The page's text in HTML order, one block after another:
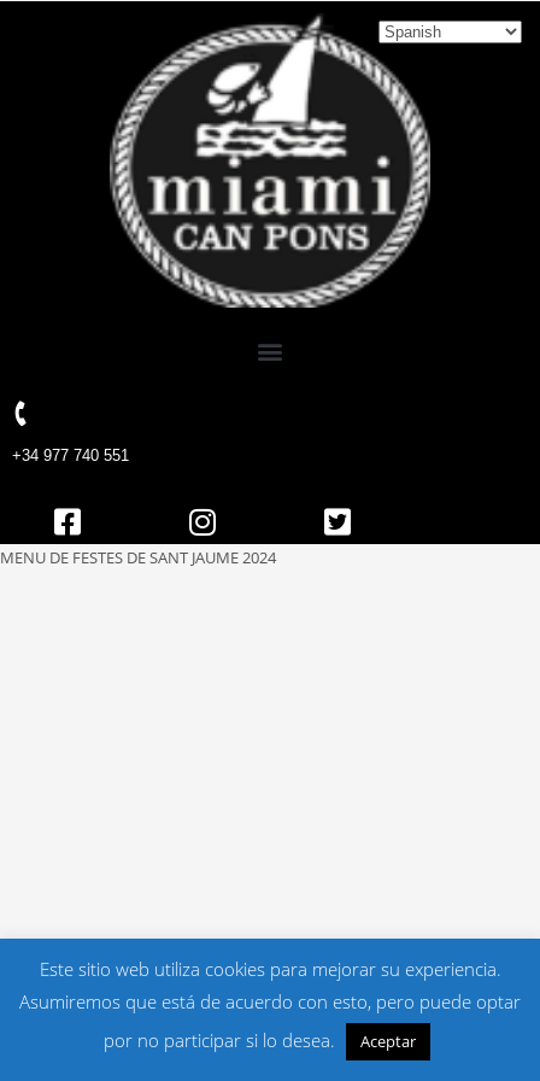
+34 977 740 551
MENU DE FESTES DE SANT JAUME 2024
Este sitio web utiliza cookies para mejorar su experiencia.
Asumiremos que está de acuerdo con esto, pero puede optar
por no participar si lo desea.
Aceptar